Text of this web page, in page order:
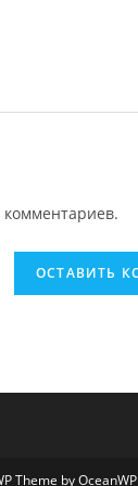
Theme by OceanWP